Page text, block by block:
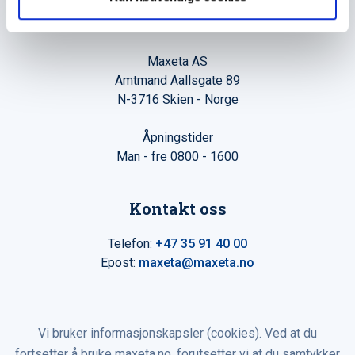
Hovedkontor
Maxeta AS
Amtmand Aallsgate 89
N-3716 Skien - Norge
Åpningstider
Man - fre 0800 - 1600
Kontakt oss
Telefon: +47 35 91 40 00
Epost: maxeta@maxeta.no
Vi bruker informasjonskapsler (cookies). Ved at du